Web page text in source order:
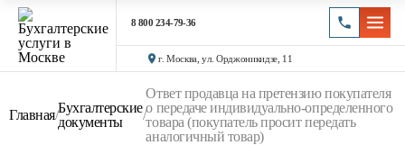
8 800 234-79-36
г. Москва, ул. Орджоникидзе, 11
Главная/Бухгалтерские
документы
/
Ответ продавца на претензию покупателя
о передаче индивидуально-определенного
товара (покупатель просит передать
аналогичный товар)